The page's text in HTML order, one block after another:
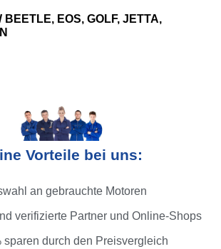
EOS, GOLF, JETTA,
Vorteile bei uns:
an gebrauchte Motoren
verifizierte Partner und Online-Shops
sparen durch den Preisvergleich